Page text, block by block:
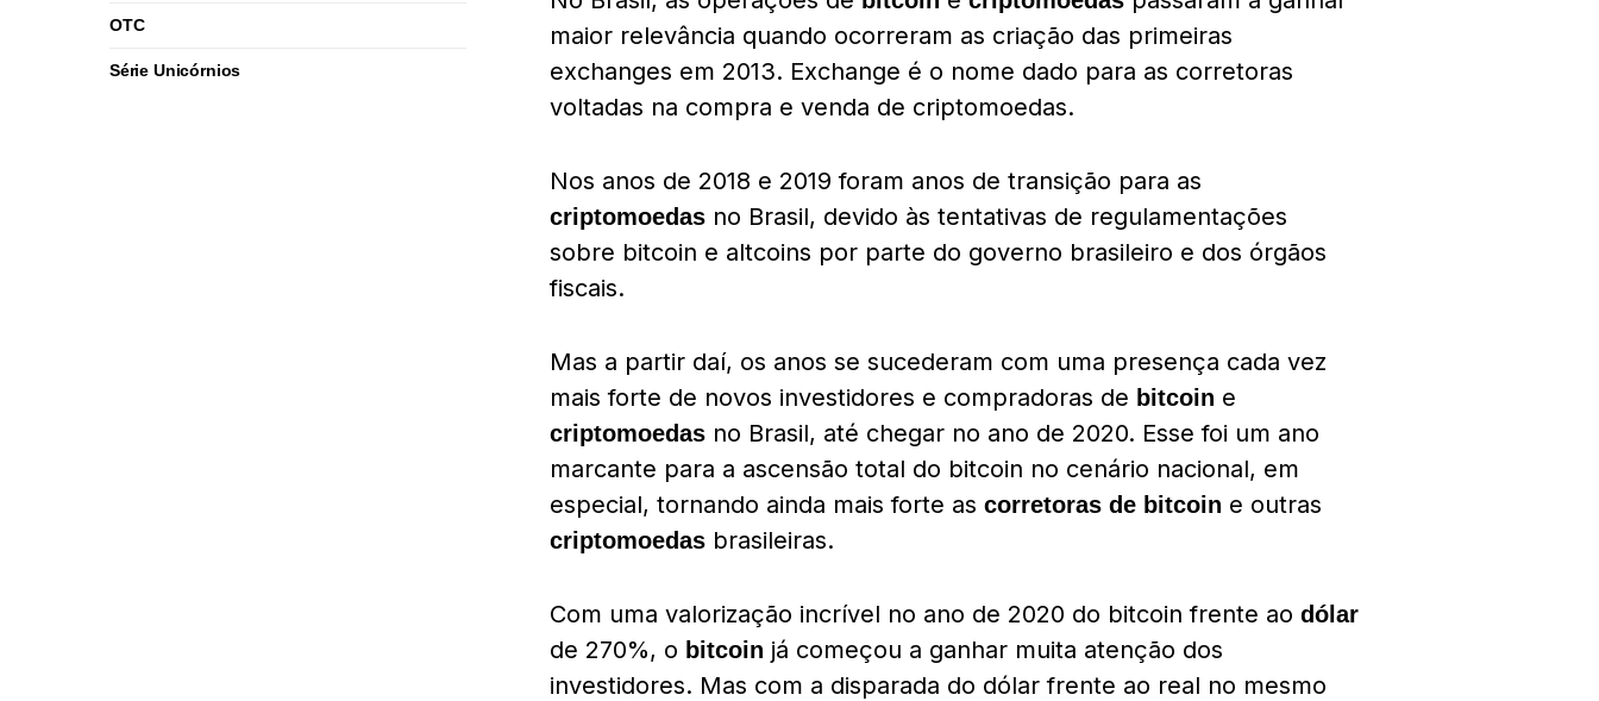
maior relevância quando ocorreram as criação das primeiras
exchanges em 2013. Exchange é o nome dado para as corretoras
voltadas na compra e venda de criptomoedas.
Nos anos de 2018 e 2019 foram anos de transição para as
criptomoedas no Brasil, devido às tentativas de regulamentações
sobre bitcoin e altcoins por parte do governo brasileiro e dos órgãos
fiscais.
Mas a partir daí, os anos se sucederam com uma presença cada vez
mais forte de novos investidores e compradoras de bitcoin e
criptomoedas no Brasil, até chegar no ano de 2020. Esse foi um ano
marcante para a ascensão total do bitcoin no cenário nacional, em
especial, tornando ainda mais forte as corretoras de bitcoin e outras
criptomoedas brasileiras.
Com uma valorização incrível no ano de 2020 do bitcoin frente ao dólar
de 270%, o bitcoin já começou a ganhar muita atenção dos
investidores. Mas com a disparada do dólar frente ao real no mesmo
OTC
Série Unicórnios